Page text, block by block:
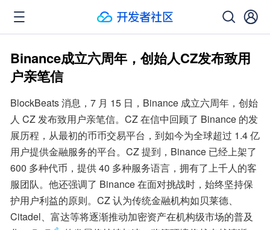
Binance成立六周年，创始人CZ发布致用
户亲笔信
BlockBeats 消息，7 月 15 日，Binance 成立六周年，创始
人 CZ 发布致用户亲笔信。CZ 在信中回顾了 Binance 的发
展历程，从最初的币币交易平台，到如今为全球超过 1.4 亿
用户提供金融服务的平台。CZ 提到，Binance 已经上架了
600 多种代币，提供 40 多种服务语言，拥有了上千人的客
服团队。他还强调了 Binance 在面对挑战时，始终坚持保
护用户利益的原则。CZ 认为传统金融机构如贝莱德、
Citadel、富达等将逐渐推动加密资产在机构级市场的普及